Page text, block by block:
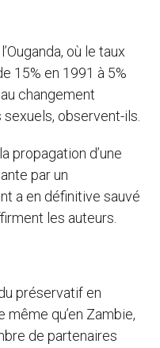
où le taux
15% en 1991 à 5%
changement
observent-ils.
propagation d’une
par un
a en définitive sauvé
les auteurs.
préservatif en
qu’en Zambie,
de partenaires